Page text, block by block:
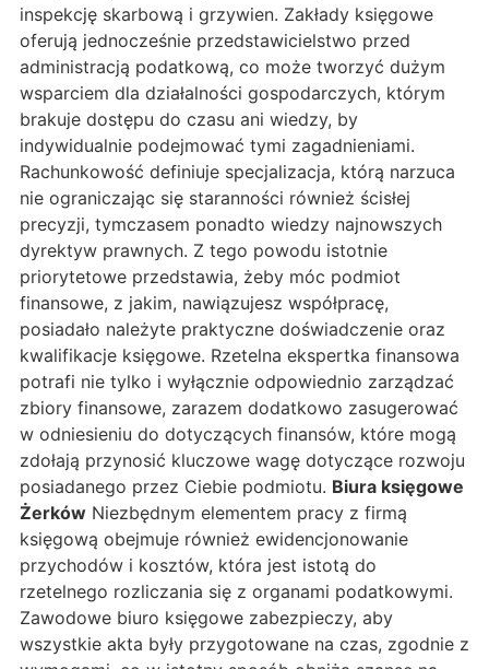
inspekcję skarbową i grzywien. Zakłady księgowe
oferują jednocześnie przedstawicielstwo przed
administracją podatkową, co może tworzyć dużym
wsparciem dla działalności gospodarczych, którym
brakuje dostępu do czasu ani wiedzy, by
indywidualnie podejmować tymi zagadnieniami.
Rachunkowość definiuje specjalizacja, którą narzuca
nie ograniczając się staranności również ścisłej
precyzji, tymczasem ponadto wiedzy najnowszych
dyrektyw prawnych. Z tego powodu istotnie
priorytetowe przedstawia, żeby móc podmiot
finansowe, z jakim, nawiązujesz współpracę,
posiadało należyte praktyczne doświadczenie oraz
kwalifikacje księgowe. Rzetelna ekspertka finansowa
potrafi nie tylko i wyłącznie odpowiednio zarządzać
zbiory finansowe, zarazem dodatkowo zasugerować
w odniesieniu do dotyczących finansów, które mogą
zdołają przynosić kluczowe wagę dotyczące rozwoju
posiadanego przez Ciebie podmiotu. Biura księgowe
Żerków Niezbędnym elementem pracy z firmą
księgową obejmuje również ewidencjonowanie
przychodów i kosztów, która jest istotą do
rzetelnego rozliczania się z organami podatkowymi.
Zawodowe biuro księgowe zabezpieczy, aby
wszystkie akta były przygotowane na czas, zgodnie z